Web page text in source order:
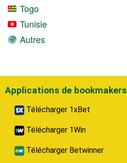
Togo
Tunisie
Autres
Applications de bookmakers
Télécharger 1xBet
Télécharger 1Win
Télécharger Betwinner